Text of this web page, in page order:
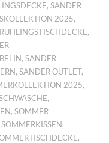
,SANDER
2025,
,
,SANDER
,SANDER OUTLET,
2025,
,
,SOMMER
SOMMERKISSEN ,
,